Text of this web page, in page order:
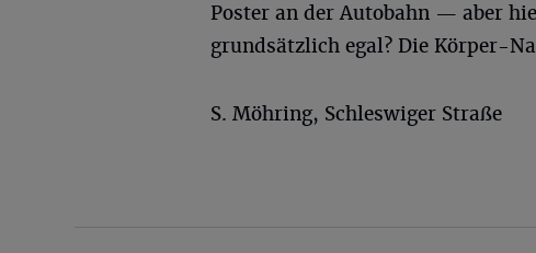
Poster an der Autobahn — aber
grundsätzlich egal? Die Körper-
S. Möhring, Schleswiger Straße